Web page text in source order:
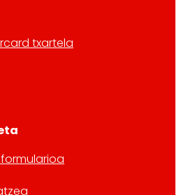
txartela